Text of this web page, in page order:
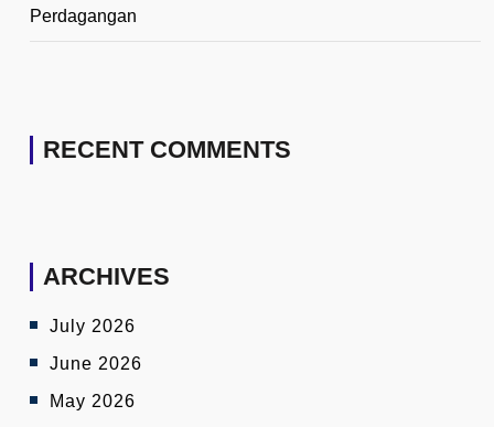
Perdagangan
RECENT COMMENTS
ARCHIVES
July 2026
June 2026
May 2026